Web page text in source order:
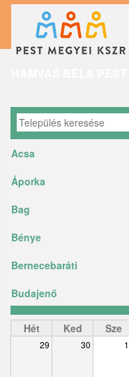
tartalomra
Acsa
Áporka
Bag
Bénye
Bernecebaráti
Budajenő
Ceglédbercel
Csemő
Hét Ked Sze
29 30 1